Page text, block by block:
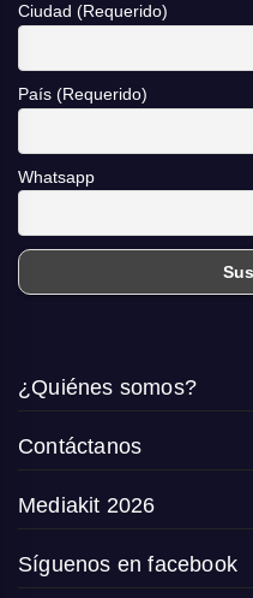
Ciudad (Requerido)
País (Requerido)
Whatsapp
¿Quiénes somos?
Contáctanos
Mediakit 2026
Síguenos en facebook